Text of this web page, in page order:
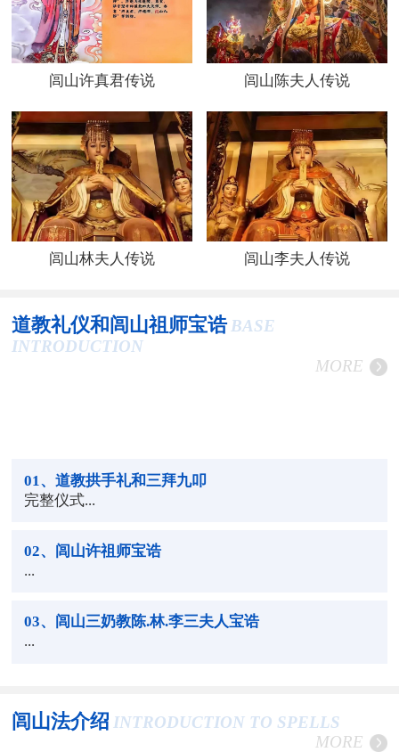
闾山许真君传说 闾山陈夫人传说
闾山林夫人传说 闾山李夫人传说
道教礼仪和闾山祖师宝诰 BASE
INTRODUCTION
MORE
01 、道教拱手礼和三拜九叩
完整仪式...
02、闾山许祖师宝诰
...
03、闾山三奶教陈.林.李三夫人宝诰
...
闾山法介绍 INTRODUCTION TO SPELLS
MORE